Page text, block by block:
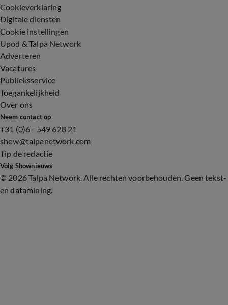
Cookieverklaring
Digitale diensten
Cookie instellingen
Upod & Talpa Network
Adverteren
Vacatures
Publieksservice
Toegankelijkheid
Over ons
Neem contact op
+31 (0)6 - 549 628 21
show@talpanetwork.com
Tip de redactie
Volg Shownieuws
© 2026 Talpa Network. Alle rechten voorbehouden. Geen tekst-
en datamining.